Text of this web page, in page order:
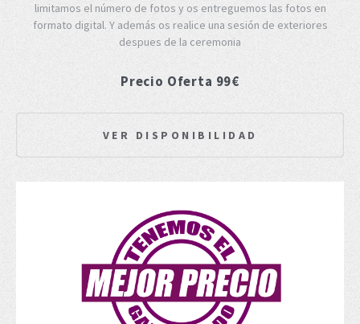
limitamos el número de fotos y os entreguemos las fotos en
formato digital. Y además os realice una sesión de exteriores
despues de la ceremonia
Precio Oferta 99€
VER DISPONIBILIDAD